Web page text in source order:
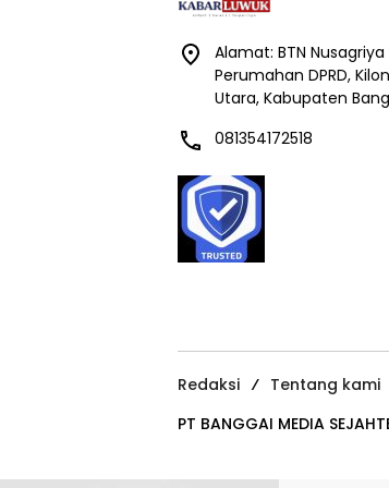
Alamat: BTN
Perumahan DPRD,
Utara, Kabupaten
081354172518
Redaksi Tentang kami
PT BANGGAI MEDIA